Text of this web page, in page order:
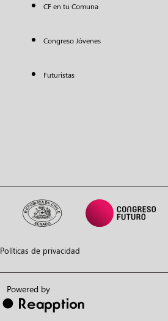
CF en tu Comuna
Congreso Jóvenes
Futuristas
Políticas de privacidad
Powered by